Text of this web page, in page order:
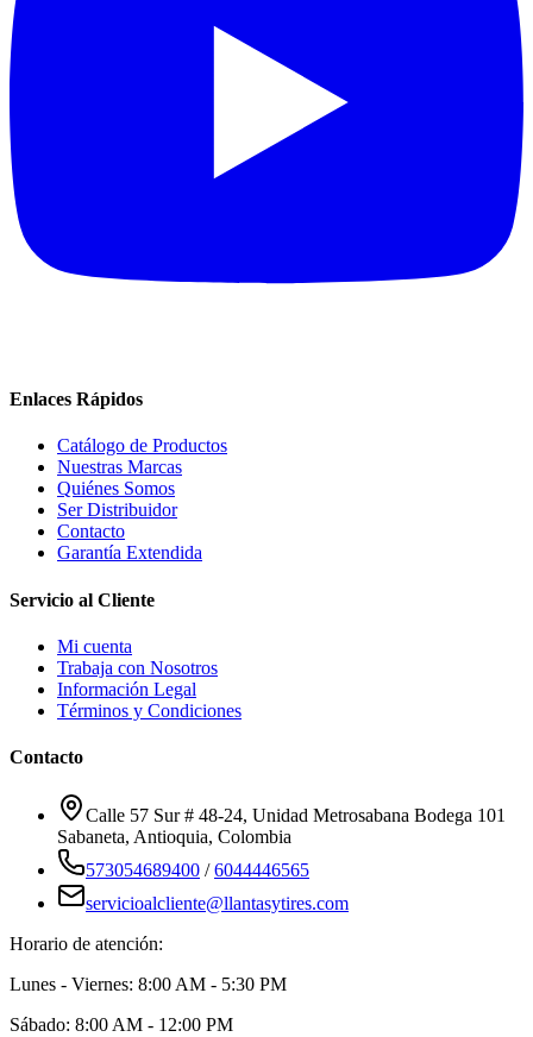
Enlaces Rápidos
Catálogo de Productos
Nuestras Marcas
Quiénes Somos
Ser Distribuidor
Contacto
Garantía Extendida
Servicio al Cliente
Mi cuenta
Trabaja con Nosotros
Información Legal
Términos y Condiciones
Contacto
Calle 57 Sur # 48-24, Unidad Metrosabana Bodega 101
Sabaneta, Antioquia, Colombia
573054689400 /6044446565
servicioalcliente@llantasytires.com
Horario de atención:
Lunes - Viernes: 8:00 AM - 5:30 PM
Sábado: 8:00 AM - 12:00 PM